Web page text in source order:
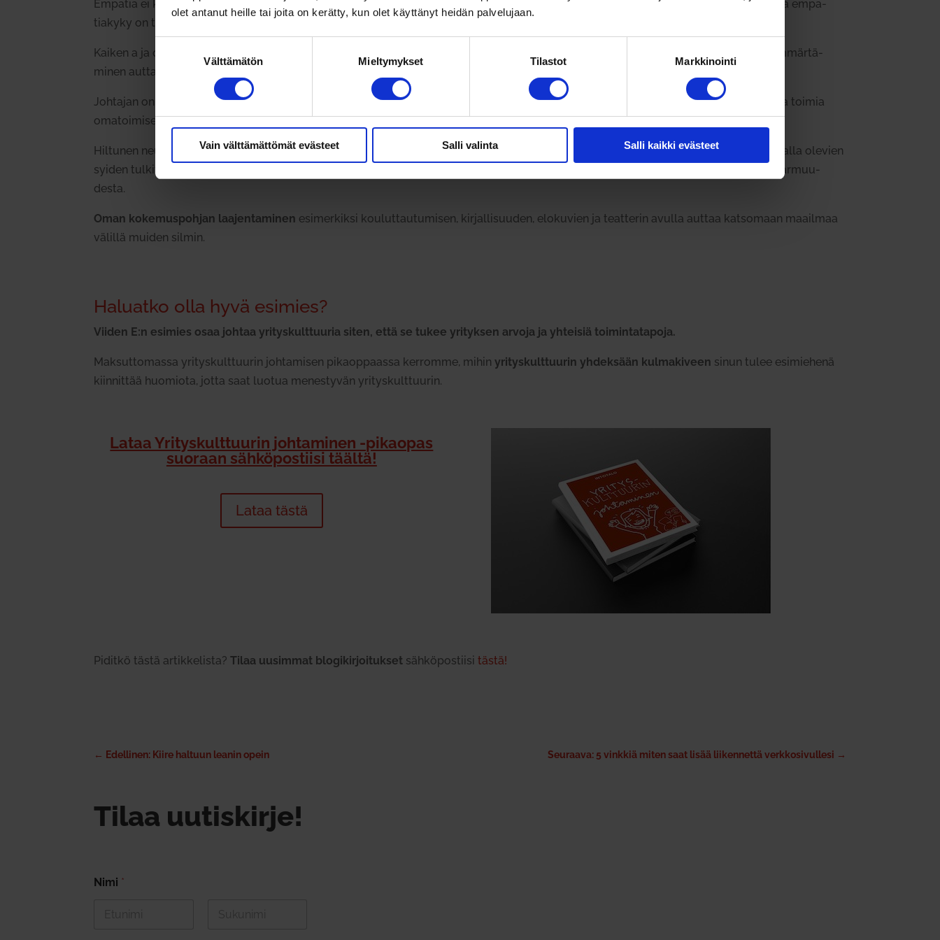
olet antanut heille tai joita on kerätty, kun olet käyttänyt heidän palvelujaan.
Välttämätön Mieltymykset Tilastot Markkinointi
Vain välttämättömät evästeet Salli valinta Salli kaikki evästeet
Empatia ei kui­tenkaan tar­koita pehmeää paa­po­mista ja toisen ihmisen tun­teisiin mukaan mene­mistä. Sen sijaan joh­ta­jalta vaa­dittava empa­
tiakyky on taitoa ymmärtää
miten ja miksi toinen ihminen ajat­telee ja käyt­täytyy tie­tyllä tavalla
Kaiken a ja o on
. Ihmiset ovat eri­laisia per­soo­naltaan, tem­pe­ra­men­tiltaan ja taus­toiltaan. Näiden teki­jöiden ymmär­tä­
minen auttaa ymmär­tämään, miksi toinen käyt­täytyy samassa tilan­teessa aivan eri tavoin kuin toinen.
Joh­tajan on erittäin hyö­dyl­listä tietää, kuka tar­vitsee vaikkapa muu­tos­ti­lan­teessa enemmän tukea ja turvaa, ja kuka vapautta ja tilaa toimia
oma­toi­mi­sesti.
Hil­tunen neuvoo kehit­tämään empa­tia­kykyä kysy­mällä ihmi­siltä, miltä asiat tun­tuvat, ei vain sitä, miten asiat ovat. Tun­teiden taus­talla olevien
syiden tul­kit­se­minen on rat­kai­sevan tärkeää. Esi­mer­kiksi viha syntyy usein epä­oi­keu­den­mu­kai­suuden koke­muk­sesta ja pelko epä­var­muu­
desta.
Oman koke­mus­pohjan laa­jen­ta­minen esi­mer­kiksi kou­lut­tau­tu­misen, kir­jal­li­suuden, elo­kuvien ja teat­terin avulla auttaa kat­somaan maa­ilmaa
välillä muiden silmin.
Haluatko olla hyvä esimies?
Viiden E:n esimies osaa johtaa yri­tys­kult­tuuria siten, että se tukee yri­tyksen arvoja ja yhteisiä toi­min­ta­tapoja.
Mak­sut­to­massa yri­tys­kult­tuurin joh­ta­misen pikaop­paassa ker­romme, mihinyri­tys­kult­tuurin yhdeksään kul­ma­kiveen sinun tulee esi­miehenä
kiin­nittää huo­miota, jotta saat luotua menes­tyvän yri­tys­kult­tuurin.
Lataa Yri­tys­kult­tuurin joh­ta­minen ‑pikaopas
suoraan säh­kö­pos­tiisi täältä!
Lataa tästä
Piditkö tästä artik­ke­lista?Tilaa uusimmat blo­gi­kir­joi­tukset säh­kö­pos­tiisitästä!
← Edellinen: Kiire haltuun leanin opein Seuraava: 5 vinkkiä miten saat lisää liikennettä verkkosivullesi →
Tilaa uutiskirje!
Nimi *